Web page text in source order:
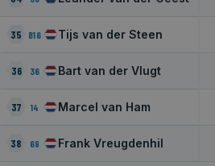
35 B16 Tijs van der Steen
36
36 Bart van der Vlugt
37 14 Marcel van Ham
38 69 Frank Vreugdenhil